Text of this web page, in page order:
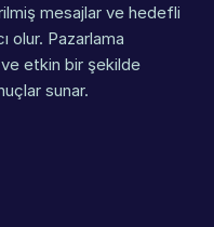
mesajlar ve hedefli
olur. Pazarlama
etkin bir şekilde
sunar.